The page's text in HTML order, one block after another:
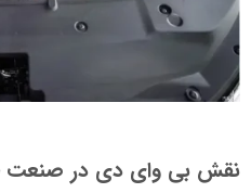
نقش بی وای دی در صنعت